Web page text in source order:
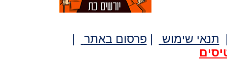
תנאי שימוש | פרסום באתר
|